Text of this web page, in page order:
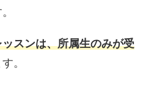
スンは、所属生のみが受
。